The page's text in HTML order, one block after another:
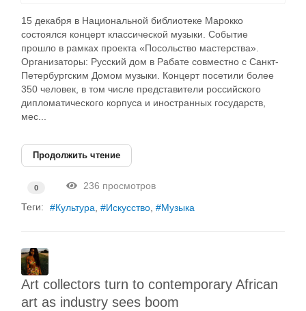
15 декабря в Национальной библиотеке Марокко
состоялся концерт классической музыки. Событие
прошло в рамках проекта «Посольство мастерства».
Организаторы: Русский дом в Рабате совместно с Санкт-
Петербургским Домом музыки. Концерт посетили более
350 человек, в том числе представители российского
дипломатического корпуса и иностранных государств,
мес...
Продолжить чтение
0
236 просмотров
Теги:
Культура Искусство Музыка
Art collectors turn to contemporary African
art as industry sees boom